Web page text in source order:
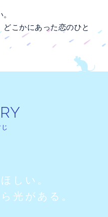
こかにあった恋のひと
しい。
光がある。